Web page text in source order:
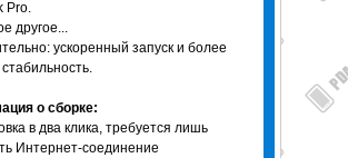
Pro.
другое...
ускоренный запуск и более
о сборке:
в два клика, требуется лишь
Интернет-соединение